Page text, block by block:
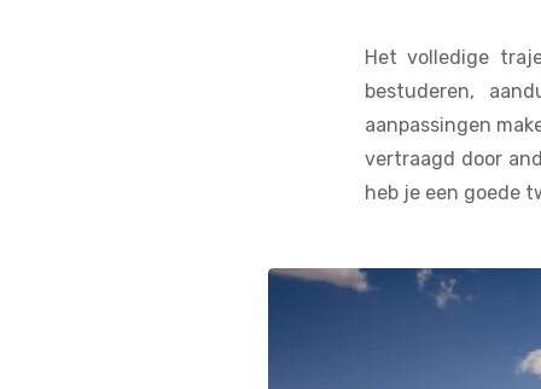
Het volledige
bestuderen,
aanpassingen
vertraagd door
heb je een goede